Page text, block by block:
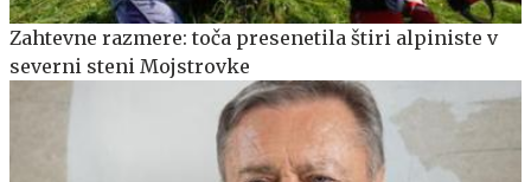
Zahtevne razmere: toča presenetila štiri alpiniste v
severni steni Mojstrovke